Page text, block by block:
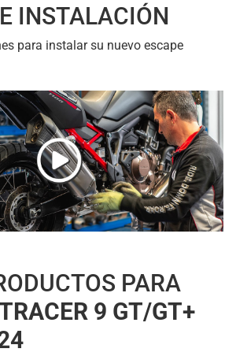
INSTALACIÓN
para instalar su nuevo escape
PARA
9 GT/GT+